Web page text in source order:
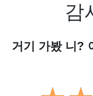
감
거기 가봤 니?